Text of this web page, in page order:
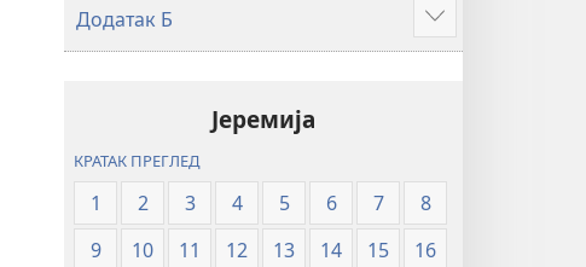
Додатак Б Више
Јеремија
КРАТАК ПРЕГЛЕД
1 2 3 4 5 6 7
8
9
10 11 12 13 14 15
16